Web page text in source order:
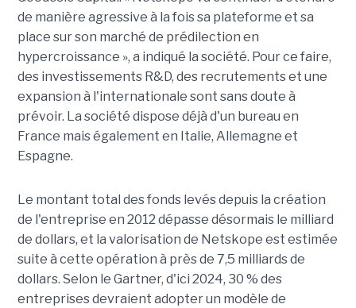
de manière agressive à la fois sa plateforme et sa
place sur son marché de prédilection en
hypercroissance », a indiqué la société. Pour ce faire,
des investissements R&D, des recrutements et une
expansion à l'internationale sont sans doute à
prévoir. La société dispose déjà d'un bureau en
France mais également en Italie, Allemagne et
Espagne.
Le montant total des fonds levés depuis la création
de l'entreprise en 2012 dépasse désormais le milliard
de dollars, et la valorisation de Netskope est estimée
suite à cette opération à près de 7,5 milliards de
dollars. Selon le Gartner, d'ici 2024, 30 % des
entreprises devraient adopter un modèle de